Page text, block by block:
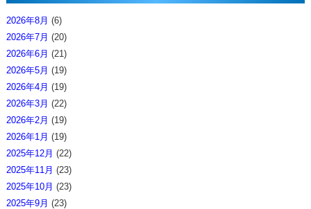
2026年8月 (6)
2026年7月 (20)
2026年6月 (21)
2026年5月 (19)
2026年4月 (19)
2026年3月 (22)
2026年2月 (19)
2026年1月 (19)
2025年12月 (22)
2025年11月 (23)
2025年10月 (23)
2025年9月 (23)